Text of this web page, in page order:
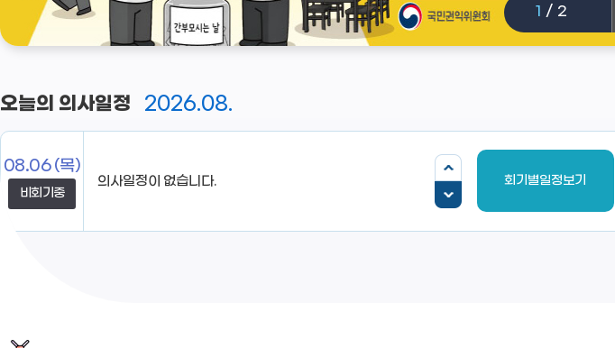
1 / 2
오늘의 의사일정 2026.08.
08.06 (목)
비회기중
회기별일정보기